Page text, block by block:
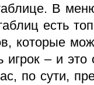
В
есть
которые
игрок – и это
по сути,